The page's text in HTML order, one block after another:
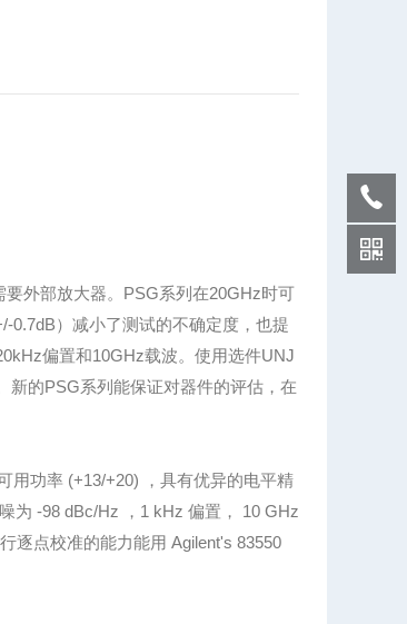
外部放大器。PSG系列在20GHz时可
0.7dB）减小了测试的不确定度，也提
偏置和10GHz载波。使用选件UNJ
新的PSG系列能保证对器件的评估，在
用功率 (+13/+20) ，具有优异的电平精
为 -98 dBc/Hz ，1 kHz 偏置， 10 GHz
逐点校准的能力能用 Agilent's 83550